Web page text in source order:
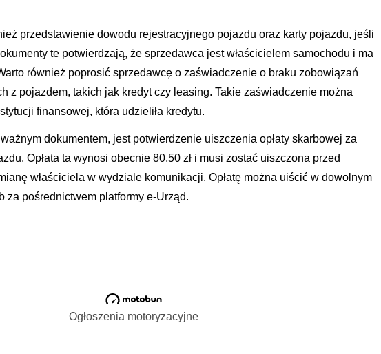
przedstawienie dowodu rejestracyjnego pojazdu oraz karty pojazdu, jeśli
te potwierdzają, że sprzedawca jest właścicielem samochodu i ma
również poprosić sprzedawcę o zaświadczenie o braku zobowiązań
z pojazdem, takich jak kredyt czy leasing. Takie zaświadczenie można
finansowej, która udzieliła kredytu.
dokumentem, jest potwierdzenie uiszczenia opłaty skarbowej za
Opłata ta wynosi obecnie 80,50 zł i musi zostać uiszczona przed
właściciela w wydziale komunikacji. Opłatę można uiścić w dowolnym
za pośrednictwem platformy e-Urząd.
Ogłoszenia motoryzacyjne